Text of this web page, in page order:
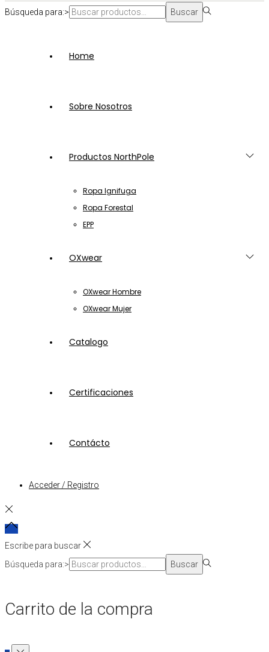
Búsqueda para:>
Buscar
Home
Sobre Nosotros
Productos NorthPole
Ropa Ignifuga
Ropa Forestal
EPP
OXwear
OXwear Hombre
OXwear Mujer
Catalogo
Certificaciones
Contácto
Acceder / Registro
Escribe para buscar
Búsqueda para:>
Buscar
Carrito de la compra